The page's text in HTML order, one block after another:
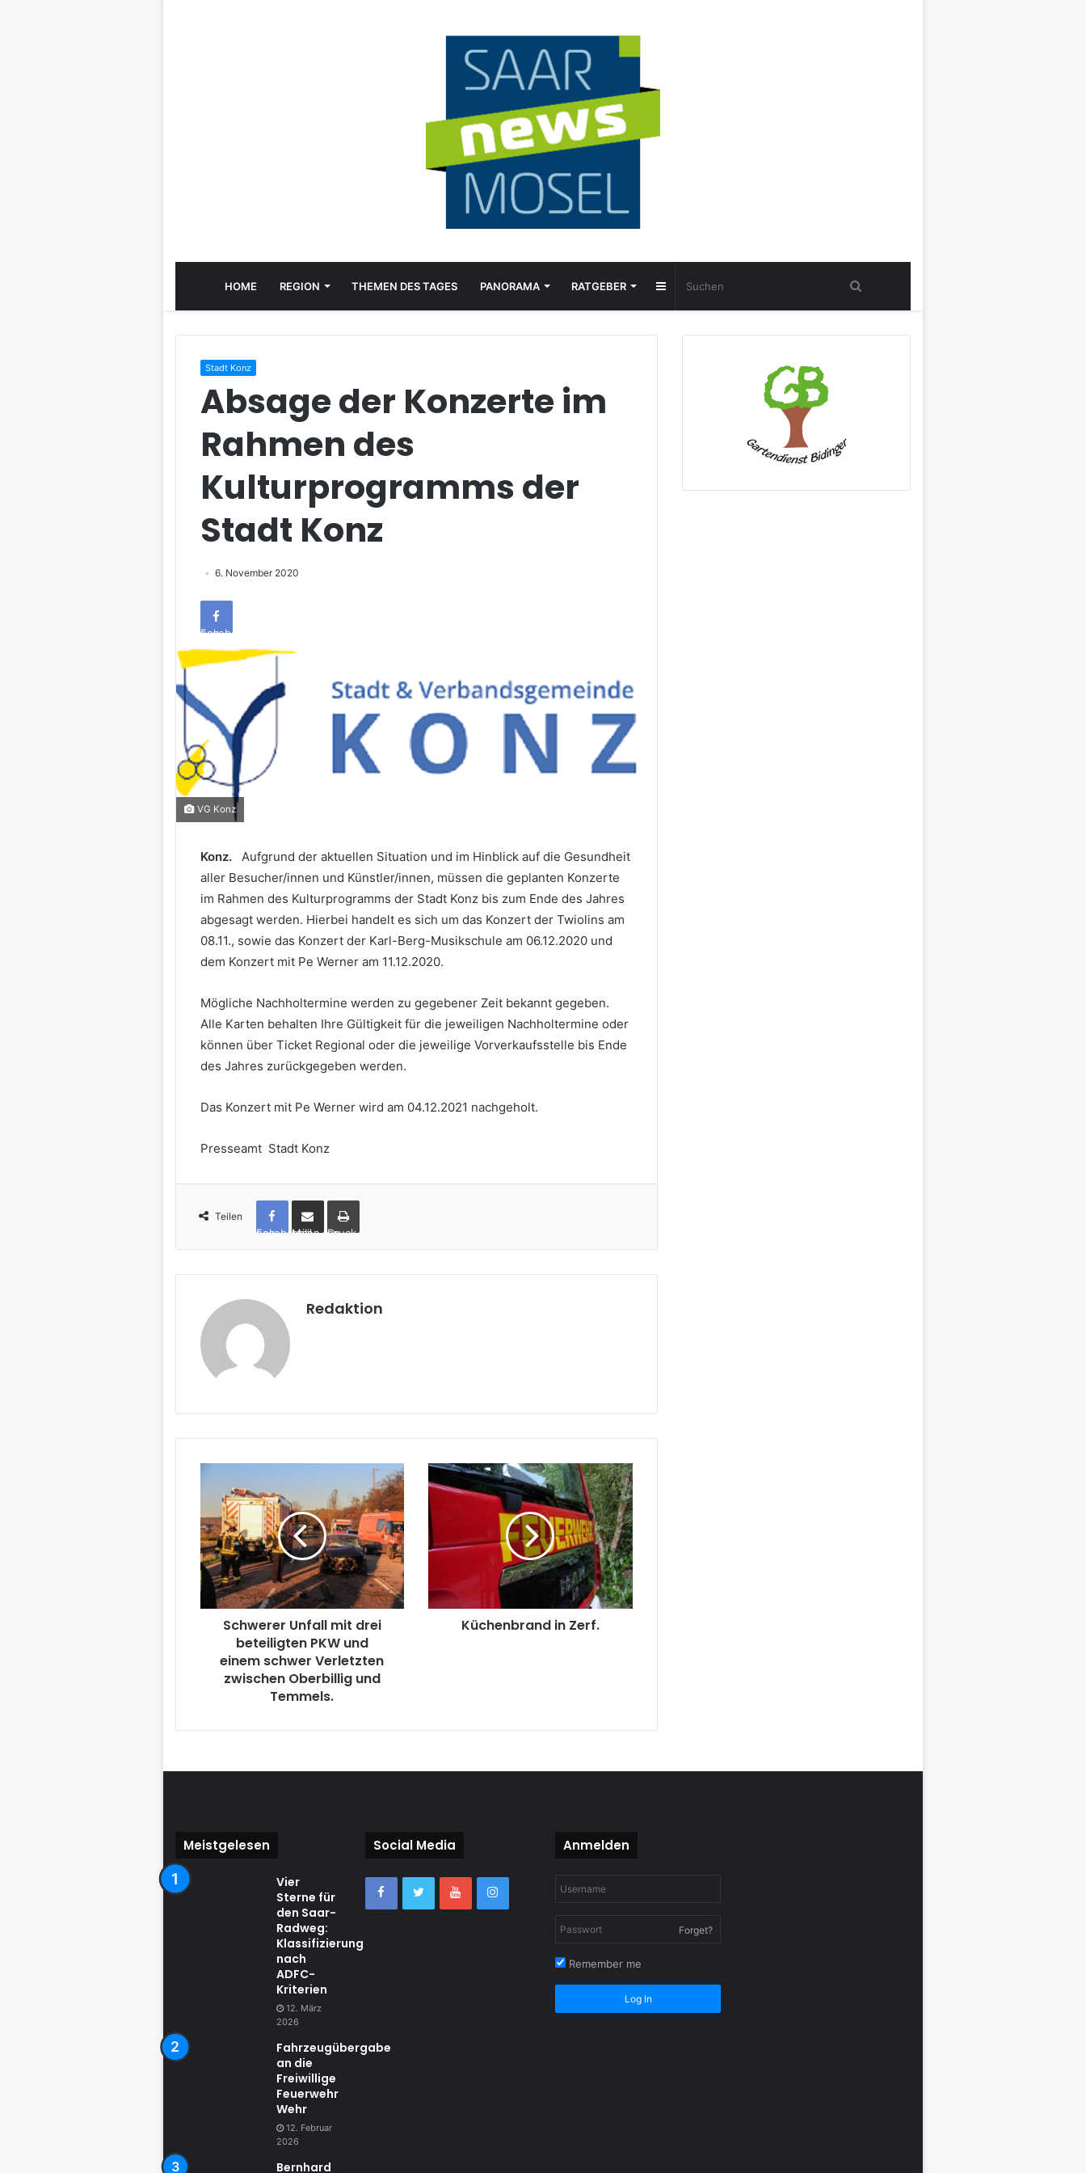
HOME REGION THEMEN DES TAGES PANORAMA RATGEBER Sidebar
Stadt Konz
Absage der Konzerte im
Rahmen des
Kulturprogramms der
Stadt Konz
6. November 2020
Facebook
VG Konz
Konz. Aufgrund der aktuellen Situation und im Hinblick auf die Gesundheit
aller Besucher/innen und Künstler/innen, müssen die geplanten Konzerte
im Rahmen des Kulturprogramms der Stadt Konz bis zum Ende des Jahres
abgesagt werden. Hierbei handelt es sich um das Konzert der Twiolins am
08.11., sowie das Konzert der Karl-Berg-Musikschule am 06.12.2020 und
dem Konzert mit Pe Werner am 11.12.2020.
Mögliche Nachholtermine werden zu gegebener Zeit bekannt gegeben.
Alle Karten behalten Ihre Gültigkeit für die jeweiligen Nachholtermine oder
können über Ticket Regional oder die jeweilige Vorverkaufsstelle bis Ende
des Jahres zurückgegeben werden.
Das Konzert mit Pe Werner wird am 04.12.2021 nachgeholt.
Presseamt Stadt Konz
Teilen
Facebook per Mail teilen Drucken
Redaktion
Schwerer Unfall mit drei
beteiligten PKW und
einem schwer Verletzten
zwischen Oberbillig und
Temmels.
Küchenbrand in Zerf.
Meistgelesen
Vier
Sterne für
den Saar-
Radweg:
Klassifizierung
nach
ADFC-
Kriterien
12. März
2026
Fahrzeugübergabe
an die
Freiwillige
Feuerwehr
Wehr
12. Februar
2026
Bernhard
Social Media Anmelden
Forget?
Remember me
Log In